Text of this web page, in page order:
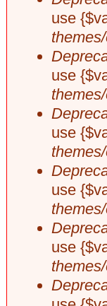
use
use
use
use
use